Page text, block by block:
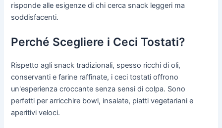
risponde alle esigenze di chi cerca snack leggeri ma
soddisfacenti.
Perché Scegliere i Ceci Tostati?
Rispetto agli snack tradizionali, spesso ricchi di oli,
conservanti e farine raffinate, i ceci tostati offrono
un'esperienza croccante senza sensi di colpa. Sono
perfetti per arricchire bowl, insalate, piatti vegetariani e
aperitivi veloci.